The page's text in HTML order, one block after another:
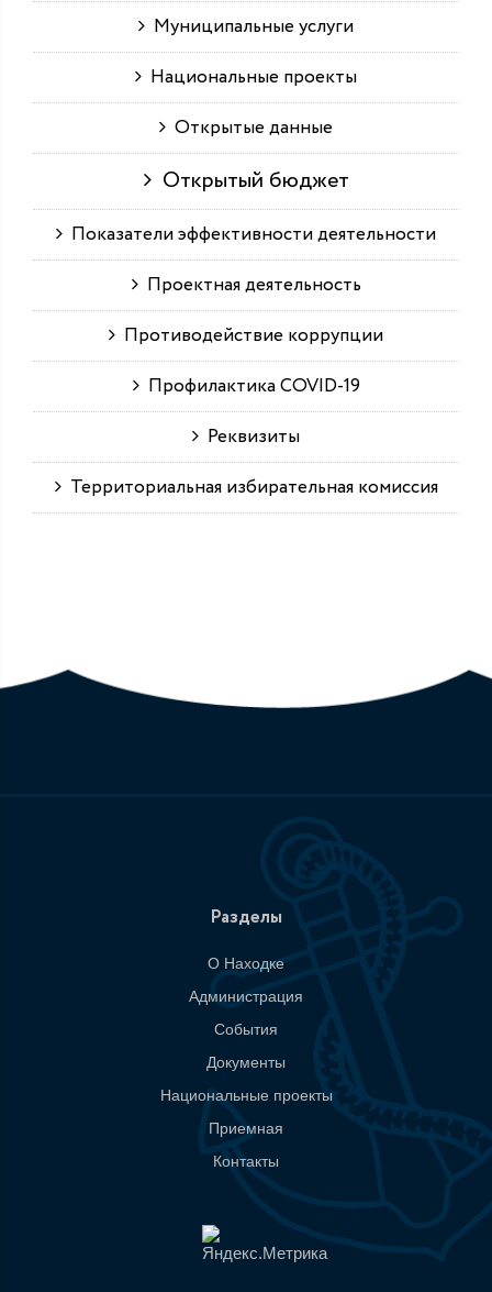
Муниципальные услуги
Национальные проекты
Открытые данные
Открытый бюджет
Показатели эффективности деятельности
Проектная деятельность
Противодействие коррупции
Профилактика COVID-19
Реквизиты
Территориальная избирательная комиссия
Разделы
О Находке
Администрация
События
Документы
Национальные проекты
Приемная
Контакты